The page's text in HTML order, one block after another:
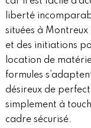
liberté
situées à
et des initiations
location de
formules
désireux de
simplement à
cadre sécurisé.